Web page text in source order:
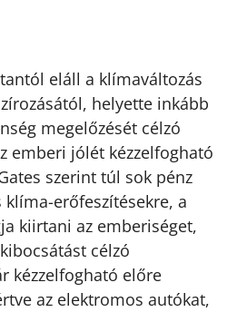
eláll a klímaváltozás
helyette inkább
megelőzését célzó
emberi jólét kézzelfogható
szerint túl sok pénz
erőfeszítésekre, a
kiirtani az emberiséget,
célzó
kézzelfogható előre
az elektromos autókat,